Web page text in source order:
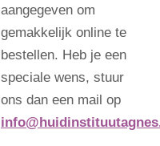
aangegeven om
gemakkelijk online te
bestellen. Heb je een
speciale wens, stuur
ons dan een mail op